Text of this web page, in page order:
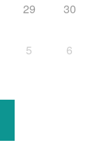
29 30
5 6